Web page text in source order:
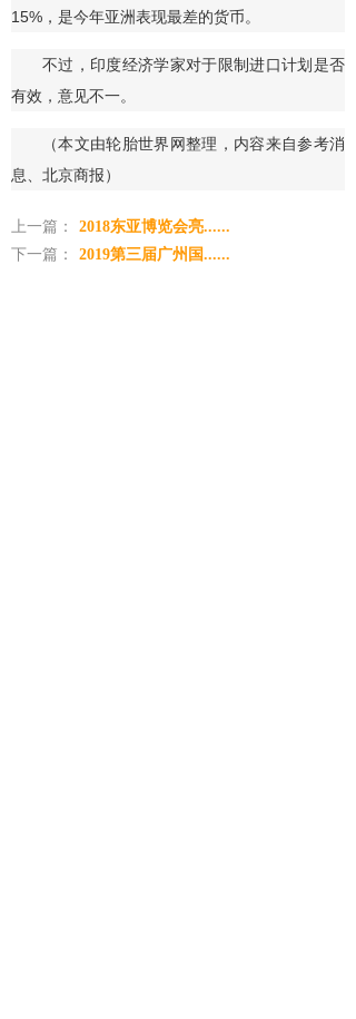
15%，是今年亚洲表现最差的货币。
不过，印度经济学家对于限制进口计划是否
有效，意见不一。
（本文由轮胎世界网整理，内容来自参考消
息、北京商报）
上一篇：
2018东亚博览会亮......
下一篇：
2019第三届广州国......